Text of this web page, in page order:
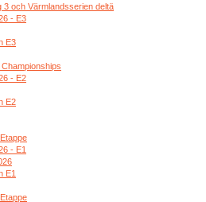
3 och Värmlandsserien deltä
- E3
E3
- E2
E2
- E1
E1